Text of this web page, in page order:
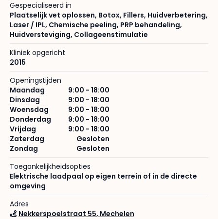
Gespecialiseerd in
Plaatselijk vet oplossen, Botox, Fillers, Huidverbetering,
Laser / IPL, Chemische peeling, PRP behandeling,
Huidversteviging, Collageenstimulatie
Kliniek opgericht
2015
Openingstijden
Maandag
9:00 - 18:00
Dinsdag
9:00 - 18:00
Woensdag
9:00 - 18:00
Donderdag
9:00 - 18:00
Vrijdag
9:00 - 18:00
Zaterdag
Gesloten
Zondag
Gesloten
Toegankelijkheidsopties
Elektrische laadpaal op eigen terrein of in de directe
omgeving
Adres
Nekkerspoelstraat 55, Mechelen